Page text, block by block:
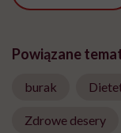
Powiązane
burak
Zdrowe desery